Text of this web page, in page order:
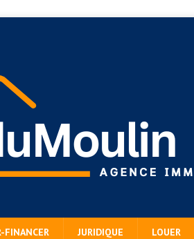
FINANCER JURIDIQUE LOUER